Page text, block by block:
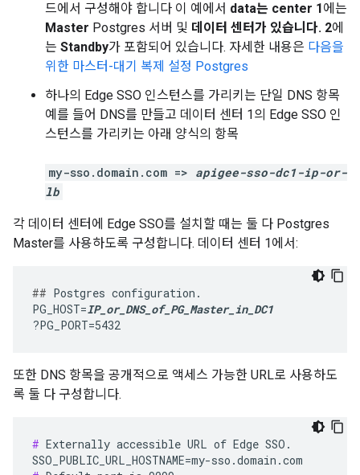
드에서 구성해야 합니다 이 예에서 data는 center 1에는
Master Postgres 서버 및 데이터 센터가 있습니다. 2에
는 Standby가 포함되어 있습니다. 자세한 내용은 다음을
위한 마스터-대기 복제 설정 Postgres
하나의 Edge SSO 인스턴스를 가리키는 단일 DNS 항목
예를 들어 DNS를 만들고 데이터 센터 1의 Edge SSO 인
스턴스를 가리키는 아래 양식의 항목
my-sso.domain.com => apigee-sso-dc1-ip-or-
lb
각 데이터 센터에 Edge SSO를 설치할 때는 둘 다 Postgres
Master를 사용하도록 구성합니다. 데이터 센터 1에서:
## Postgres configuration.
PG_HOST=IP_or_DNS_of_PG_Master_in_DC1
?PG_PORT=5432
또한 DNS 항목을 공개적으로 액세스 가능한 URL로 사용하도
록 둘 다 구성합니다.
# Externally accessible URL of Edge SSO.